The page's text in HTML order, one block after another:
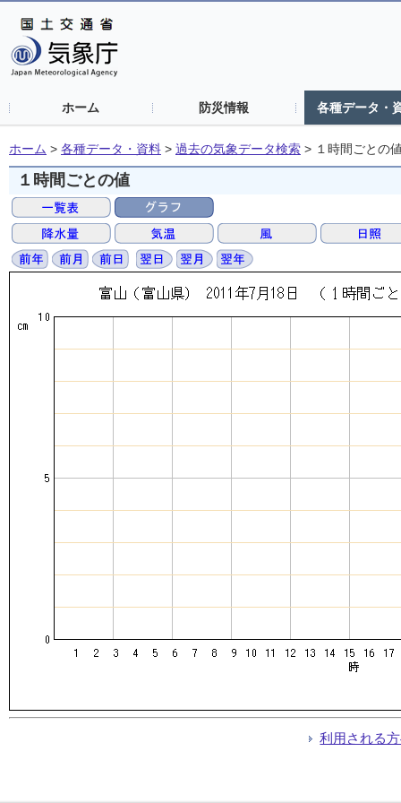
ホーム 防災情報 各種データ・
ホーム > 各種データ・資料 > 過去の気象データ検索 > １時間ごとの
１時間ごとの値
利用される